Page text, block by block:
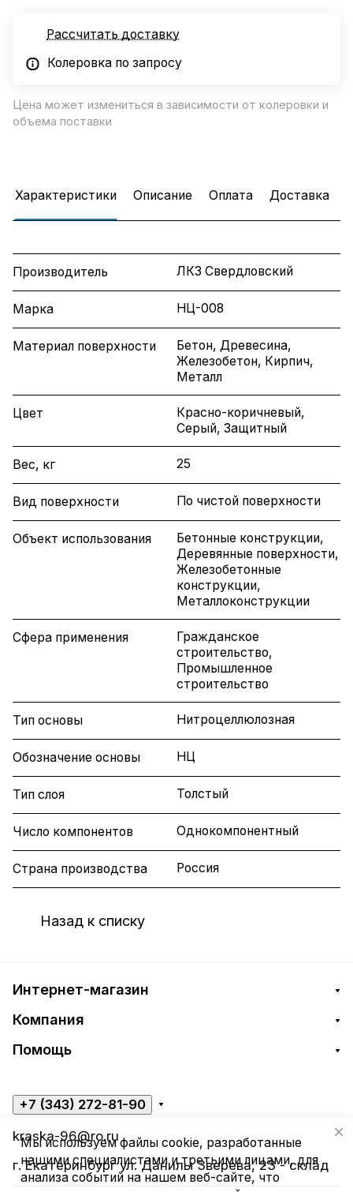
Рассчитать доставку
Колеровка по запросу
Цена может измениться в зависимости от колеровки и
объема поставки
Характеристики Описание Оплата Доставка
Производитель ЛКЗ Свердловский
Марка НЦ-008
Материал поверхности
Бетон, Древесина,
Железобетон, Кирпич,
Металл
Цвет
Красно-коричневый,
Серый, Защитный
Вес, кг 25
Вид поверхности По чистой поверхности
Объект использования
Бетонные конструкции,
Деревянные поверхности,
Железобетонные
конструкции,
Металлоконструкции
Сфера применения
Гражданское
строительство,
Промышленное
строительство
Тип основы Нитроцеллюлозная
Обозначение основы НЦ
Тип слоя Толстый
Число компонентов Однокомпонентный
Страна производства Россия
Назад к списку
Интернет-магазин
Компания
Помощь
+7 (343) 272-81-90
kraska-96@ro.ru
г. Екатеринбург ул. Данилы Зверева, 23 - склад
Мы используем файлы cookie, разработанные
нашими специалистами и третьими лицами, для
анализа событий на нашем веб-сайте, что